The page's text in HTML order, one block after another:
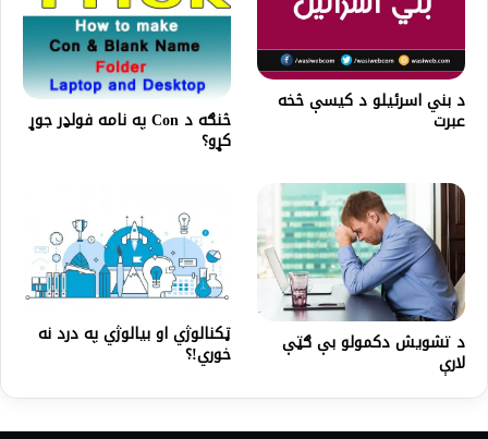
د بني اسرئيلو د کیسې څخه
عبرت څنګه د Con په نامه فولډر جوړ
کړو؟
د تشويش دکمولو بې ګټې
لارې
ټکنالوژي او بیالوژي په درد نه
خوري!؟